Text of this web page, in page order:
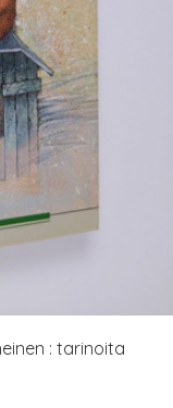
: tarinoita